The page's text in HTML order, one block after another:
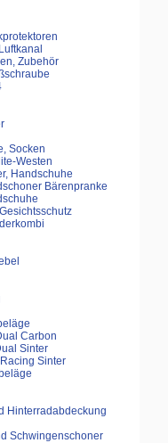
Zubehör
Socken
Westen
Handschuhe
Bärenpranke
Carbon
Sinter
Sinter
Hinterradabdeckung
Schwingenschoner